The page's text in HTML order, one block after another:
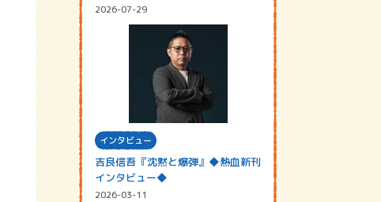
2026-07-29
インタビュー
吉良信吾『沈黙と爆弾』◆熱血新刊
インタビュー◆
2026-03-11